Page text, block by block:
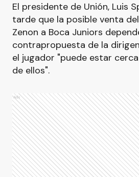
El presidente de Unión, Luis
tarde que la posible venta
Zenon a Boca Juniors
contrapropuesta de la
el jugador "puede estar
de ellos".
Ads